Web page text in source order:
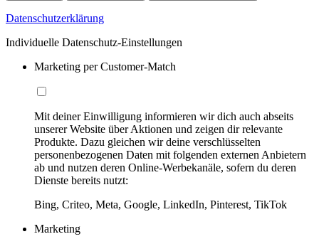
Datenschutzerklärung
Individuelle Datenschutz-Einstellungen
Marketing per Customer-Match
Mit deiner Einwilligung informieren wir dich auch abseits
unserer Website über Aktionen und zeigen dir relevante
Produkte. Dazu gleichen wir deine verschlüsselten
personenbezogenen Daten mit folgenden externen Anbietern
ab und nutzen deren Online-Werbekanäle, sofern du deren
Dienste bereits nutzt:
Bing, Criteo, Meta, Google, LinkedIn, Pinterest, TikTok
Marketing